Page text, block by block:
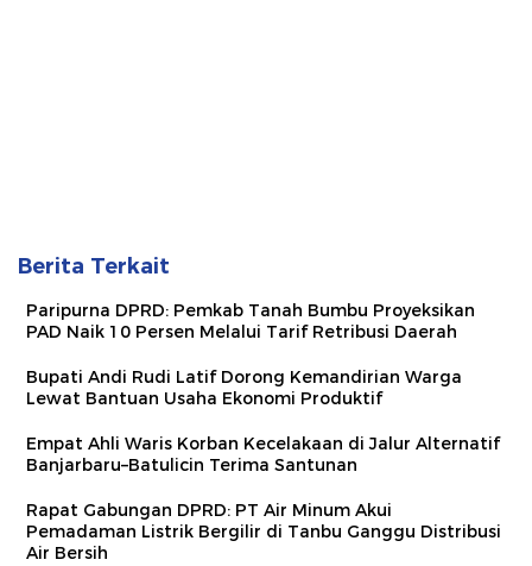
Berita Terkait
Paripurna DPRD: Pemkab Tanah Bumbu Proyeksikan
PAD Naik 10 Persen Melalui Tarif Retribusi Daerah
Bupati Andi Rudi Latif Dorong Kemandirian Warga
Lewat Bantuan Usaha Ekonomi Produktif
Empat Ahli Waris Korban Kecelakaan di Jalur Alternatif
Banjarbaru–Batulicin Terima Santunan
Rapat Gabungan DPRD: PT Air Minum Akui
Pemadaman Listrik Bergilir di Tanbu Ganggu Distribusi
Air Bersih